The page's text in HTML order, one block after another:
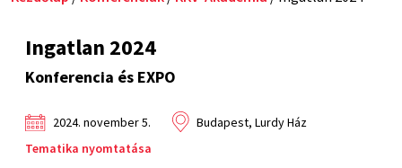
Ingatlan 2024
Konferencia és EXPO
2024. november 5.
Budapest, Lurdy Ház
Tematika nyomtatása